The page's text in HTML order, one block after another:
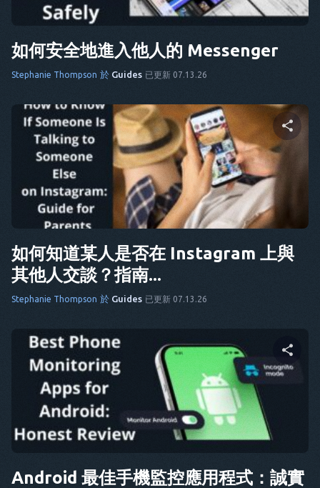
它
FR
NL
ES
TR
他
推特 臉書 複製連結
如何安全地進入他人的 Messenger
Stephanie Thompson 於 Guides 已更新 07.13.26
分享這篇文章
推特 臉書 複製連結
如何知道某人是否在 Instagram 上與
其他人交談？指南...
Stephanie Thompson 於 Guides 已更新 07.13.26
分享這篇文章
Android 最佳手機監控應用程式：誠實